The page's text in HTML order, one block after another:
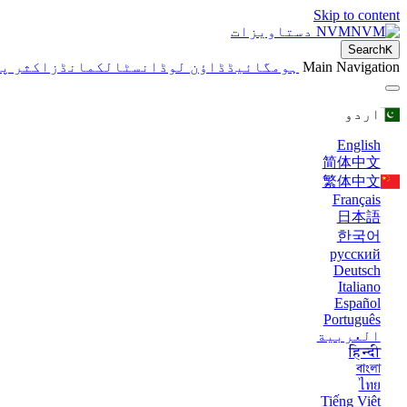
Skip to content
NVM دستاویزات
SearchK
Main Navigation ہوم گائیڈ ڈاؤن لوڈ انسٹال کمانڈز اکثر
اردو
English
简体中文
繁体中文
Français
日本語
한국어
русский
Deutsch
Italiano
Español
Português
العربية
हिन्दी
বাংলা
ไทย
Tiếng Việt